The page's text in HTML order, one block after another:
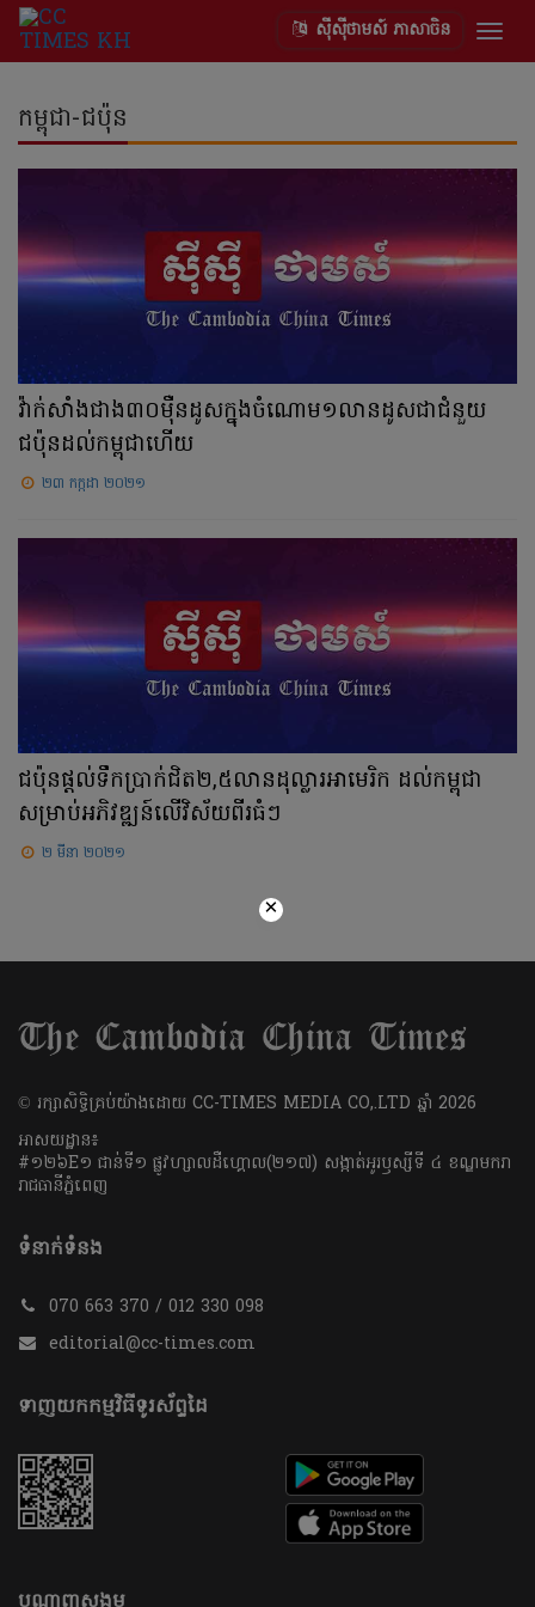
ស៊ីស៊ីថាមស៍ ភាសាចិន
កម្ពុជា-ជប៉ុន
វ៉ាក់សាំងជាង៣០ម៉ឺនដូសក្នុងចំណោម១លានដូសជាជំនួយ
ជប៉ុនដល់កម្ពុជាហើយ
២៣ កក្កដា ២០២១
ជប៉ុនផ្ដល់ទឹកប្រាក់ជិត២,៥លានដុល្លារអាមេរិក ដល់កម្ពុជា
សម្រាប់អភិវឌ្ឍន៍លើវិស័យពីរធំៗ
២ មីនា ២០២១
×
​© រក្សា​សិទ្ធិ​គ្រប់​យ៉ាង​ដោយ​ CC-TIMES MEDIA CO,.LTD ឆ្នាំ​ 2026
អាសយដ្ឋាន៖
#១២៦E១ ជាន់ទី១ ផ្លូវហ្សាលដឺហ្គោល(២១៧) សង្កាត់អូរឫស្សីទី ៤ ខណ្ឌមករា
រាជធានីភ្នំពេញ
ទំនាក់ទំនង
070 663 370 / 012 330 098
editorial@cc-times.com
ទាញយកកម្មវិធីទូរស័ព្ទដៃ